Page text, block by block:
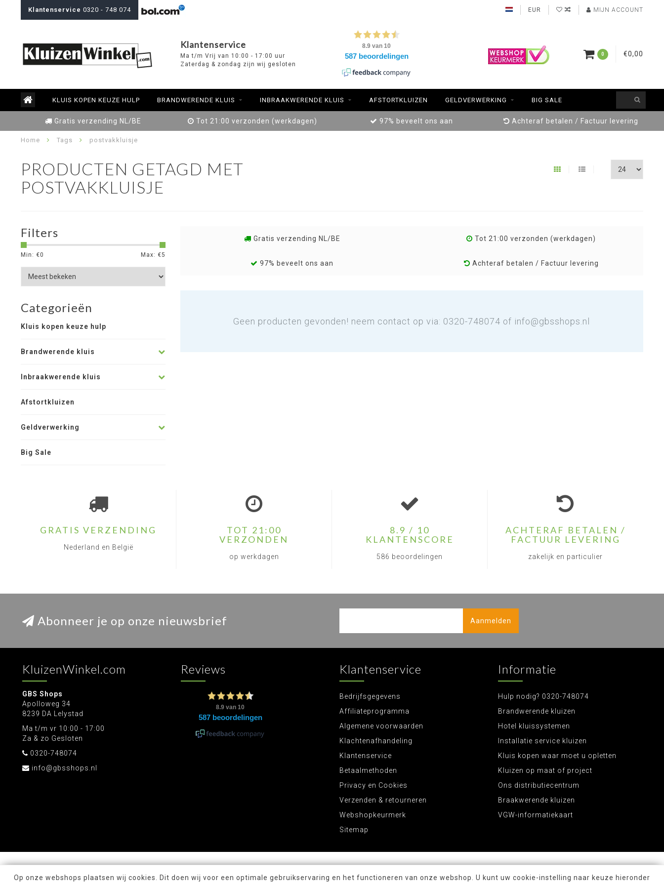
Klantenservice 0320 - 748 074 EUR MIJN ACCOUNT
Klantenservice
Ma t/m Vrij van 10:00 - 17:00 uur
Zaterdag & zondag zijn wij gesloten
0 €0,00
KLUIS KOPEN KEUZE HULP BRANDWERENDE KLUIS INBRAAKWERENDE KLUIS AFSTORTKLUIZEN GELDVERWERKING BIG SALE
Gratis verzending NL/BE Tot 21:00 verzonden (werkdagen) 97% beveelt ons aan Achteraf betalen / Factuur levering
Home Tags postvakkluisje
PRODUCTEN GETAGD MET
POSTVAKKLUISJE
Filters
Min: €0 Max: €5
Categorieën
Kluis kopen keuze hulp
Brandwerende kluis
Inbraakwerende kluis
Afstortkluizen
Geldverwerking
Big Sale
Gratis verzending NL/BE Tot 21:00 verzonden (werkdagen)
97% beveelt ons aan Achteraf betalen / Factuur levering
Geen producten gevonden! neem contact op via: 0320-748074 of info@gbsshops.nl
GRATIS VERZENDING
Nederland en België
TOT 21:00
VERZONDEN
op werkdagen
8.9 / 10
KLANTENSCORE
586 beoordelingen
ACHTERAF BETALEN /
FACTUUR LEVERING
zakelijk en particulier
Abonneer je op onze nieuwsbrief Aanmelden
KluizenWinkel.com
GBS Shops
Apolloweg 34
8239 DA Lelystad
Ma t/m vr 10:00 - 17:00
Za & zo Gesloten
0320-748074
info@gbsshops.nl
Reviews Klantenservice
Bedrijfsgegevens
Affiliateprogramma
Algemene voorwaarden
Klachtenafhandeling
Klantenservice
Betaalmethoden
Privacy en Cookies
Verzenden & retourneren
Webshopkeurmerk
Sitemap
Informatie
Hulp nodig? 0320-748074
Brandwerende kluizen
Hotel kluissystemen
Installatie service kluizen
Kluis kopen waar moet u opletten
Kluizen op maat of project
Ons distributiecentrum
Braakwerende kluizen
VGW-informatiekaart
Op onze webshops plaatsen wij cookies. Dit doen wij voor een optimale gebruikservaring en het functioneren van onze webshop. U kunt uw cookie-instelling naar keuze hieronder